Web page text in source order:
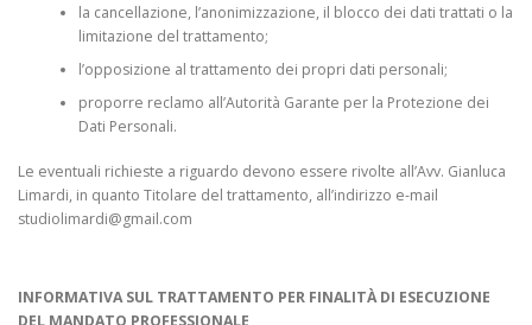
la cancellazione, l’anonimizzazione, il blocco dei dati trattati o la
limitazione del trattamento;
l’opposizione al trattamento dei propri dati personali;
proporre reclamo all’Autorità Garante per la Protezione dei
Dati Personali.
Le eventuali richieste a riguardo devono essere rivolte all’Avv. Gianluca
Limardi, in quanto Titolare del trattamento, all’indirizzo e-mail
studiolimardi@gmail.com
INFORMATIVA SUL TRATTAMENTO PER FINALITÀ DI ESECUZIONE